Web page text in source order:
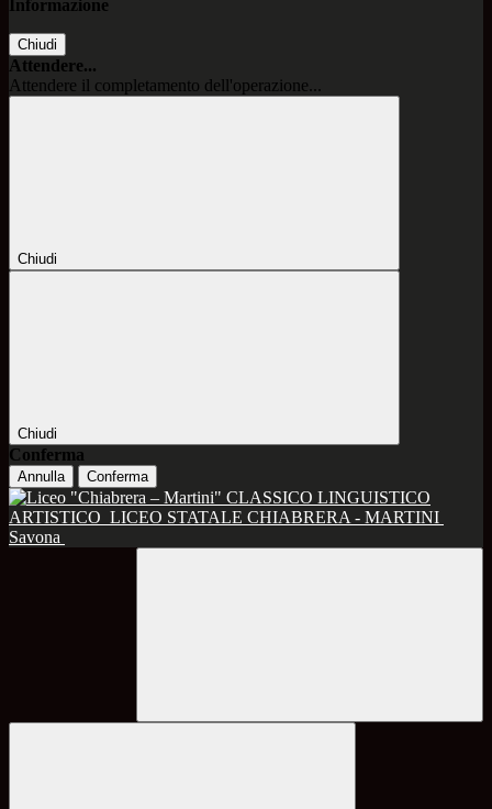
Informazione
Chiudi
Attendere...
Attendere il completamento dell'operazione...
Chiudi
Chiudi
Conferma
Annulla Conferma
CLASSICO LINGUISTICO
ARTISTICO LICEO STATALE CHIABRERA - MARTINI
Savona